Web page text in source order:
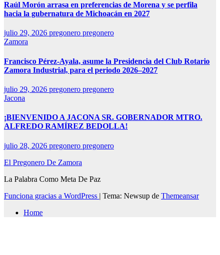
Raúl Morón arrasa en preferencias de Morena y se perfila
hacia la gubernatura de Michoacán en 2027
julio 29, 2026 pregonero pregonero
Zamora
Francisco Pérez-Ayala, asume la Presidencia del Club Rotario
Zamora Industrial, para el periodo 2026–2027
julio 29, 2026 pregonero pregonero
Jacona
¡BIENVENIDO A JACONA SR. GOBERNADOR MTRO.
ALFREDO RAMÍREZ BEDOLLA!
julio 28, 2026 pregonero pregonero
El Pregonero De Zamora
La Palabra Como Meta De Paz
Funciona gracias a WordPress | Tema: Newsup de Themeansar
Home